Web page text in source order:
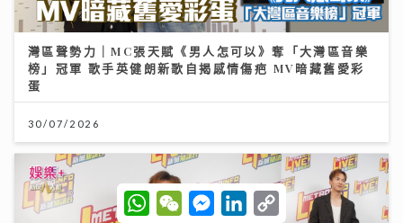
灣區聲勢力｜MC張天賦《男人怎可以》奪「大灣區音樂
榜」冠軍 歌手英健朗新歌自揭感情傷疤 MV暗藏舊愛彩
蛋
30/07/2026
W
h
W
e
M
e
L
C